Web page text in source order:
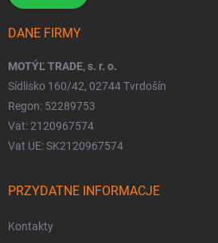
DANE FIRMY
MOTÝĽ TRADE, s. r. o.
Sídlisko 160/42, 02744 Tvrdošín
Regon: 52289753
Vat: 2120967574
Vat UE: SK2120967574
PRZYDATNE INFORMACJE
Kontakty